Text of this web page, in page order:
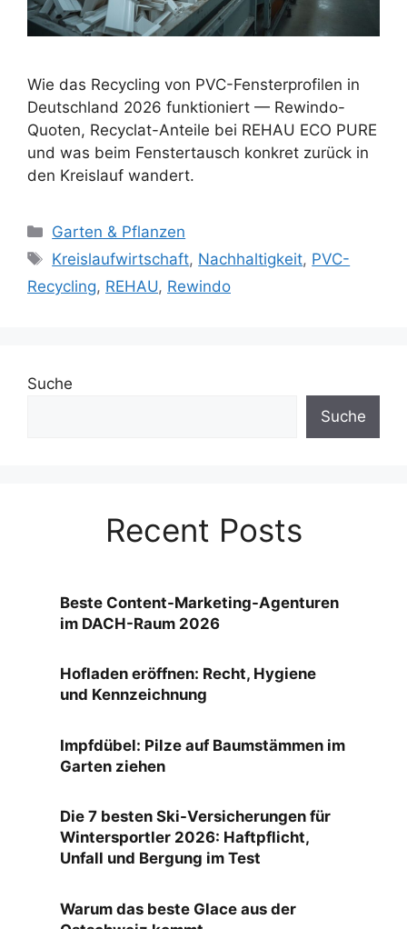
Wie das Recycling von PVC-Fensterprofilen in
Deutschland 2026 funktioniert — Rewindo-
Quoten, Recyclat-Anteile bei REHAU ECO PURE
und was beim Fenstertausch konkret zurück in
den Kreislauf wandert.
Kategorien
Garten & Pflanzen
Schlagwörter
Kreislaufwirtschaft, Nachhaltigkeit, PVC-
Recycling, REHAU, Rewindo
Suche
Suche
Recent Posts
Beste Content-Marketing-Agenturen
im DACH-Raum 2026
Hofladen eröffnen: Recht, Hygiene
und Kennzeichnung
Impfdübel: Pilze auf Baumstämmen im
Garten ziehen
Die 7 besten Ski-Versicherungen für
Wintersportler 2026: Haftpflicht,
Unfall und Bergung im Test
Warum das beste Glace aus der